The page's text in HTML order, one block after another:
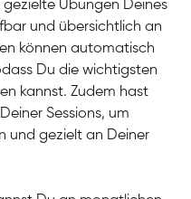
Übungen Deines
und übersichtlich an
können automatisch
Du die wichtigsten
kannst. Zudem hast
Sessions, um
und gezielt an Deiner